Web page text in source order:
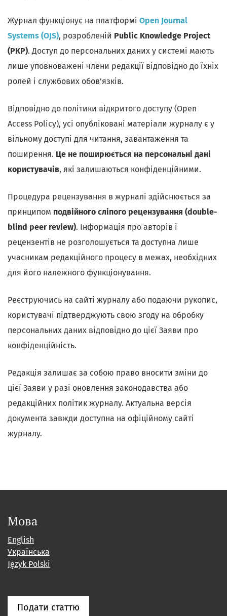
Журнал функціонує на платформі Open Journal
Systems (OJS), розробленій Public Knowledge Project
(PKP). Доступ до персональних даних у системі мають
лише уповноважені члени редакції відповідно до їхніх
ролей і службових обов’язків.
Відповідно до політики відкритого доступу (Open
Access Policy), усі опубліковані матеріали журналу є у
вільному доступі для читання, завантаження та
поширення. Це не поширюється на персональні дані
користувачів, які залишаються конфіденційними.
Процедура рецензування в журналі здійснюється за
принципом подвійного сліпого рецензування (double-
blind peer review). Інформація про авторів і
рецензентів не розголошується та доступна лише
учасникам редакційного процесу в межах, необхідних
для його належного функціонування.
Реєструючись на сайті журналу або подаючи рукопис,
користувачі підтверджують свою згоду на обробку
персональних даних відповідно до цієї Заяви про
конфіденційність.
Редакція залишає за собою право вносити зміни до
цієї Заяви у разі оновлення законодавства або
редакційних політик журналу. Актуальна версія
документа завжди доступна на офіційному сайті
журналу.
Мова
English
Українська
Język Polski
Подати статтю